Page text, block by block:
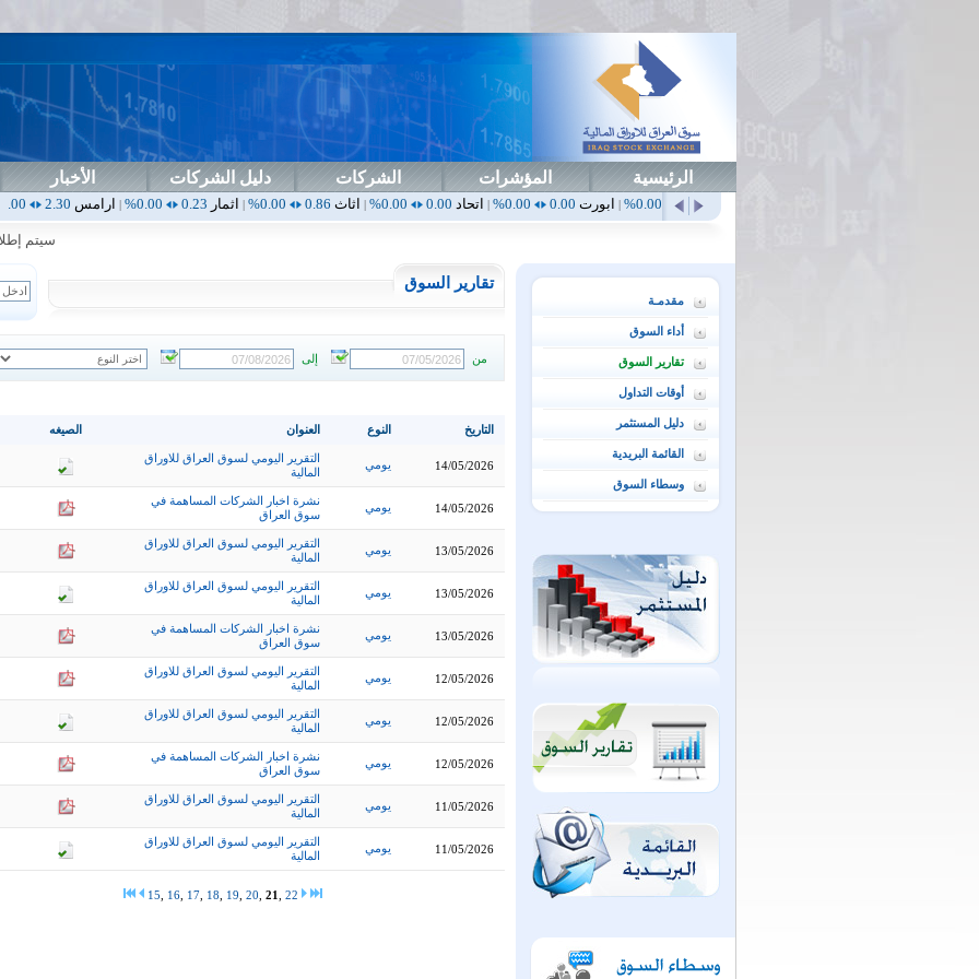
الرئيسية المؤشرات الشركات دليل الشركات الأخبار
|ابورت0.00
0.00%
|اتحاد0.00
0.00%
|اثاث0.86
0.00%
|اثمار0.23
0.00%
|ارامس2.30
0.00%
|اربيل
سيتم إطلاق
مقدمـة
أداء السوق
تقارير السوق
أوقات التداول
دليل المستثمر
القائمة البريدية
وسطاء السوق
تقارير السوق
من إلى
الصيغه العنوان النوع التاريخ
التقرير اليومي لسوق العراق للاوراق
المالية
يومي 14/05/2026
نشرة اخبار الشركات المساهمة في
سوق العراق
يومي 14/05/2026
التقرير اليومي لسوق العراق للاوراق
المالية
يومي 13/05/2026
التقرير اليومي لسوق العراق للاوراق
المالية
يومي 13/05/2026
نشرة اخبار الشركات المساهمة في
سوق العراق
يومي 13/05/2026
التقرير اليومي لسوق العراق للاوراق
المالية
يومي 12/05/2026
التقرير اليومي لسوق العراق للاوراق
المالية
يومي 12/05/2026
نشرة اخبار الشركات المساهمة في
سوق العراق
يومي 12/05/2026
التقرير اليومي لسوق العراق للاوراق
المالية
يومي 11/05/2026
التقرير اليومي لسوق العراق للاوراق
المالية
يومي 11/05/2026
15 16 17 18 19 20 21 22